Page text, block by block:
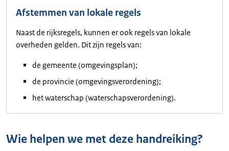
Afstemmen van lokale regels
Naast de rijksregels, kunnen er ook regels van lokale
overheden gelden. Dit zijn regels van:
de gemeente (omgevingsplan);
de provincie (omgevingsverordening);
het waterschap (waterschapsverordening).
Wie helpen we met deze handreiking?